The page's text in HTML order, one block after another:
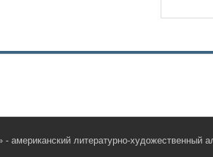
- американский литературно-художественный